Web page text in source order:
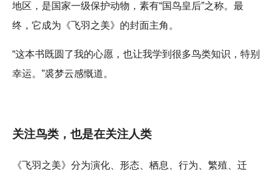
地区，是国家一级保护动物，素有“国鸟皇后”之称。最
终，它成为《飞羽之美》的封面主角。
“这本书既圆了我的心愿，也让我学到很多鸟类知识，特别
幸运。”裘梦云感慨道。
关注鸟类，也是在关注人类
《飞羽之美》分为演化、形态、栖息、行为、繁殖、迁